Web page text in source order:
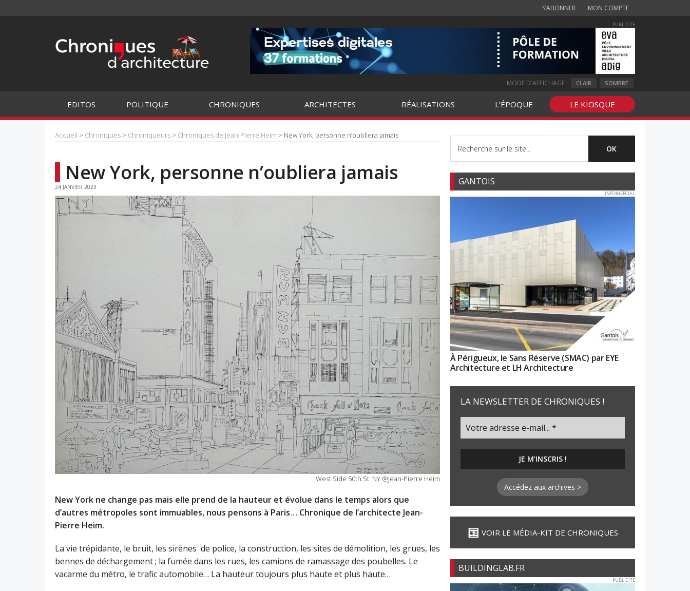
S’ABONNER MON COMPTE
PUBLICITE
MODE D'AFFICHAGE : CLAIR SOMBRE
EDITOS POLITIQUE CHRONIQUES ARCHITECTES RÉALISATIONS L’ÉPOQUE LE KIOSQUE
Accueil > Chroniques > Chroniqueurs > Chroniques de Jean-Pierre Heim > New York, personne n’oubliera jamais
New York, personne n’oubliera jamais
24 JANVIER 2023
West Side 50th St. NY @Jean-Pierre Heim
New York ne change pas mais elle prend de la hauteur et évolue dans le temps alors que
d’autres métropoles sont immuables, nous pensons à Paris… Chronique de l’architecte Jean-
Pierre Heim.
La vie trépidante, le bruit, les sirènes de police, la construction, les sites de démolition, les grues, les
bennes de déchargement ; la fumée dans les rues, les camions de ramassage des poubelles. Le
vacarme du métro, le trafic automobile… La hauteur toujours plus haute et plus haute…
GANTOIS
INFOMERCIAL
À Périgueux, le Sans Réserve (SMAC) par EYE
Architecture et LH Architecture
LA NEWSLETTER DE CHRONIQUES !
Accédez aux archives >
VOIR LE MÉDIA-KIT DE CHRONIQUES
BUILDINGLAB.FR
PUBLICITE